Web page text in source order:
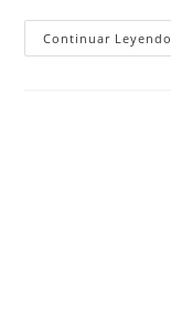
Continuar Leyendo